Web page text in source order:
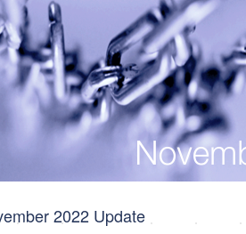
2022 Update